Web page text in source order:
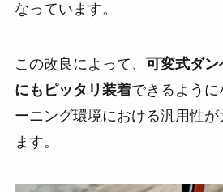
なっています。
この改良によって、 可変式ダ
にもピッタリ装着できるように
ーニング環境における汎用性
ます。